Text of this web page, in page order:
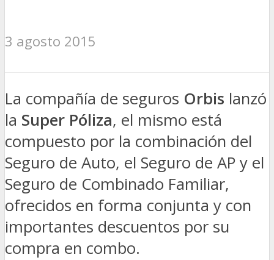
3 agosto 2015
La compañía de seguros Orbis lanzó
la Super Póliza, el mismo está
compuesto por la combinación del
Seguro de Auto, el Seguro de AP y el
Seguro de Combinado Familiar,
ofrecidos en forma conjunta y con
importantes descuentos por su
compra en combo.